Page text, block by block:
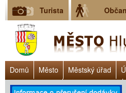
Turista Občan
Domů Město Městský úřad
Úřad práce ČR
Lokalita Janoch